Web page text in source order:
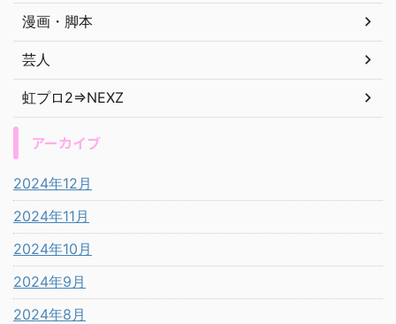
漫画・脚本
芸人
虹プロ2⇒NEXZ
アーカイブ
2024年12月
2024年11月
2024年10月
2024年9月
2024年8月